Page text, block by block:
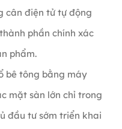
cân điện tử tự động
phần chính xác
phẩm.
bê tông bằng máy
mặt sàn lớn chỉ trong
đầu tư sớm triển khai